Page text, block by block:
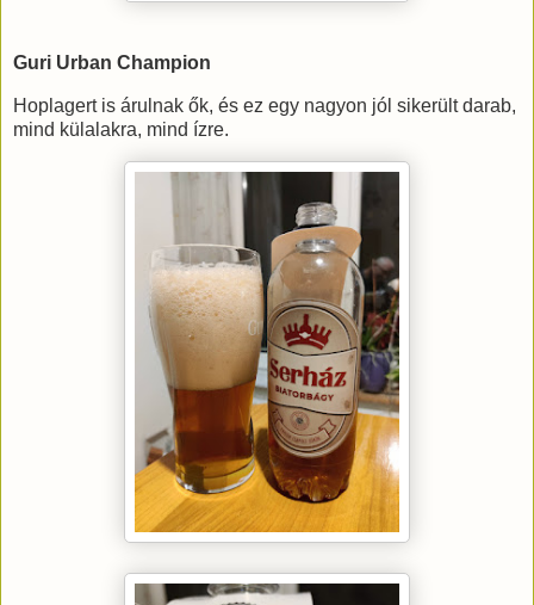
Guri Urban Champion
Hoplagert is árulnak ők, és ez egy nagyon jól sikerült darab,
mind külalakra, mind ízre.